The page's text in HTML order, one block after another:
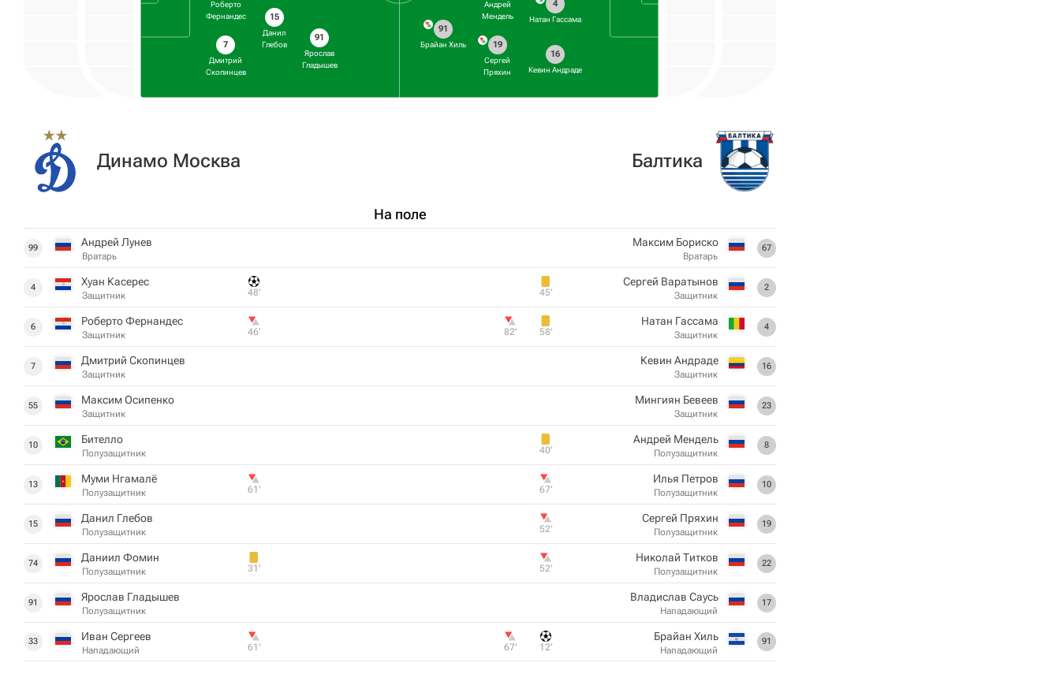
Роберто
Фернандес
7
Дмитрий
Скопинцев
15
Данил
Глебов
91
Ярослав
Гладышев
4
Натан Гассама
16
Кевин Андраде
Андрей
Мендель
19
Сергей
Пряхин
91
Брайан Хиль
Динамо Москва
На поле
99 Андрей Лунев
Вратарь
4 Хуан Касерес
Защитник 48‎’‎
6 Роберто Фернандес
Защитник 46‎’‎
7 Дмитрий Скопинцев
Защитник
55 Максим Осипенко
Защитник
10 Бителло
Полузащитник
13 Муми Нгамалё
Полузащитник 61‎’‎
15 Данил Глебов
Полузащитник
74 Даниил Фомин
Полузащитник 31‎’‎
91 Ярослав Гладышев
Полузащитник
33 Иван Сергеев
Нападающий 61‎’‎
Балтика
67
Максим Бориско
Вратарь
2
Сергей Варатынов
Защитник
45‎’‎
4
Натан Гассама
Защитник
58‎’‎
82‎’‎
16
Кевин Андраде
Защитник
23
Мингиян Бевеев
Защитник
8
Андрей Мендель
Полузащитник
40‎’‎
10
Илья Петров
Полузащитник
67‎’‎
19
Сергей Пряхин
Полузащитник
52‎’‎
22
Николай Титков
Полузащитник
52‎’‎
17
Владислав Саусь
Нападающий
91
Брайан Хиль
Нападающий
12‎’‎
67‎’‎